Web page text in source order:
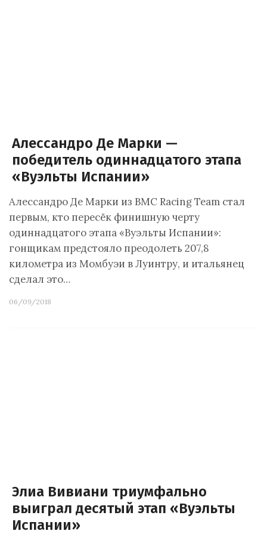
Алессандро Де Марки —
победитель одиннадцатого этапа
«Вуэльты Испании»
Алессандро Де Марки из BMC Racing Team стал
первым, кто пересёк финишную черту
одиннадцатого этапа «Вуэльты Испании»:
гонщикам предстояло преодолеть 207,8
километра из Момбуэи в Луинтру, и итальянец
сделал это…
06/09/2018
Элиа Вивиани триумфально
выиграл десятый этап «Вуэльты
Испании»